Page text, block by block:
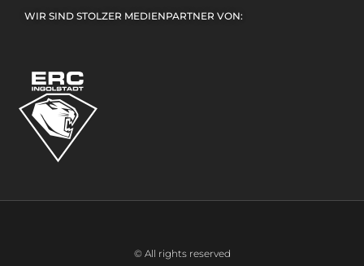
WIR SIND STOLZER MEDIENPARTNER VON:
© All rights reserved